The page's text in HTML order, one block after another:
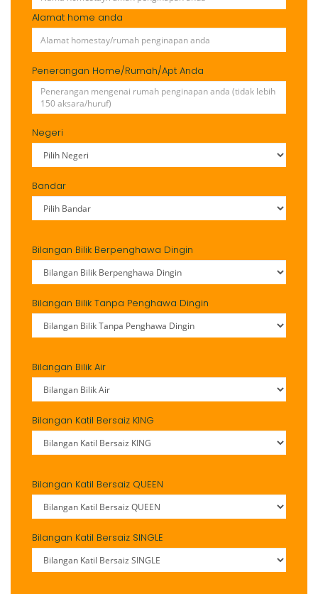
Alamat home anda
Penerangan Home/Rumah/Apt Anda
Negeri
Bandar
Bilangan Bilik Berpenghawa Dingin
Bilangan Bilik Tanpa Penghawa Dingin
Bilangan Bilik Air
Bilangan Katil Bersaiz KING
Bilangan Katil Bersaiz QUEEN
Bilangan Katil Bersaiz SINGLE